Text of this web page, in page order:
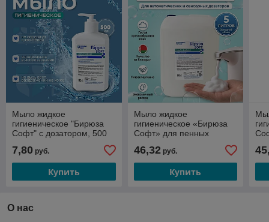
Мыло жидкое
гигиеническое "Бирюза
Софт" с дозатором, 500
7,80 руб.
Купить
Мыло жидкое
гигиеническое «Бирюза
Софт» для пенных
46,32руб.
Купить
О нас